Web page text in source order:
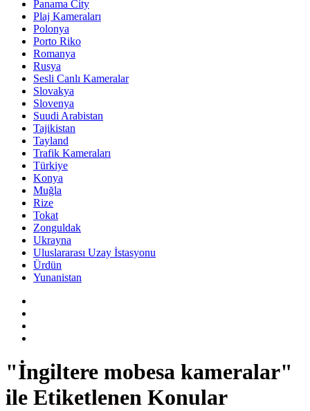
Panama City
Plaj Kameraları
Polonya
Porto Riko
Romanya
Rusya
Sesli Canlı Kameralar
Slovakya
Slovenya
Suudi Arabistan
Tajikistan
Tayland
Trafik Kameraları
Türkiye
Konya
Muğla
Rize
Tokat
Zonguldak
Ukrayna
Uluslararası Uzay İstasyonu
Ürdün
Yunanistan
"İngiltere mobesa kameralar"
ile Etiketlenen Konular